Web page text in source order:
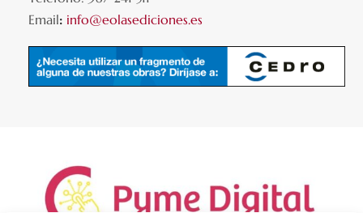
Email: info@eolasediciones.es